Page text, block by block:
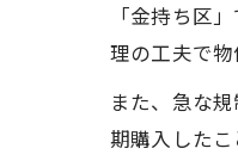
「金持ち区
理の工夫で物
また、急な
期購入した